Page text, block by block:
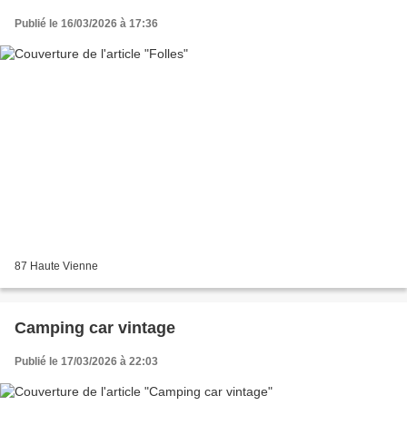
Publié le 16/03/2026 à 17:36
87 Haute Vienne
Camping car vintage
Publié le 17/03/2026 à 22:03